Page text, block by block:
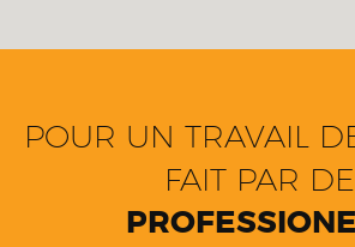
POUR UN TRAVAIL
FAIT PAR